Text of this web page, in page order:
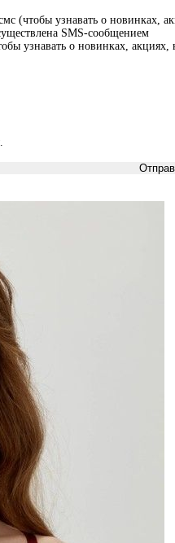
(чтобы узнавать о новинках,
SMS-сообщением
узнавать о новинках,